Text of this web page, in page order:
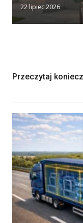
22 lipiec 2026
Przeczytaj